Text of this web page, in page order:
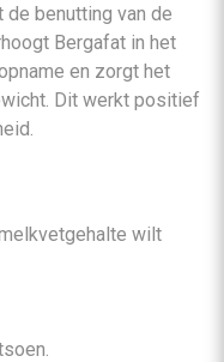
benutting van de
Bergafat in het
en zorgt het
Dit werkt positief
wilt